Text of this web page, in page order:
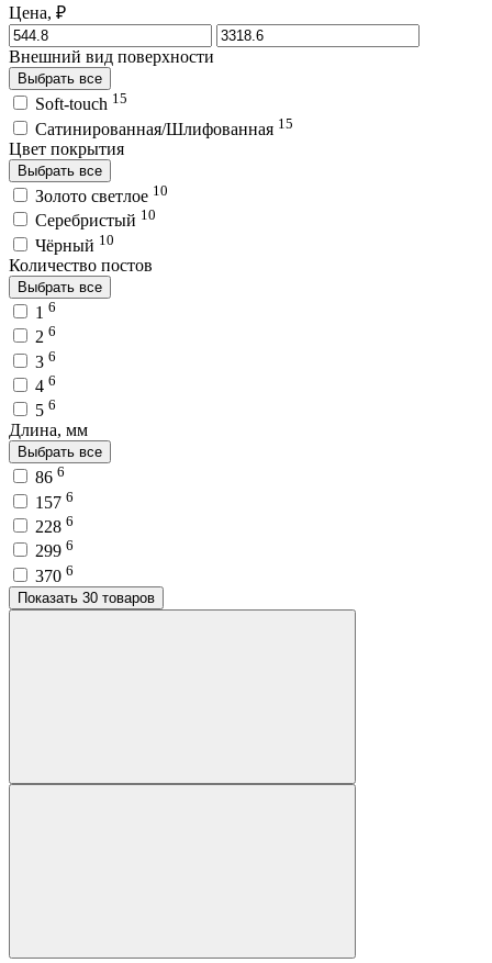
Цена, ₽
Внешний вид поверхности
Выбрать все
Soft-touch 15
Сатинированная/Шлифованная 15
Цвет покрытия
Выбрать все
Золото светлое 10
Серебристый 10
Чёрный 10
Количество постов
Выбрать все
1 6
2 6
3 6
4 6
5 6
Длина, мм
Выбрать все
86 6
157 6
228 6
299 6
370 6
Показать 30 товаров